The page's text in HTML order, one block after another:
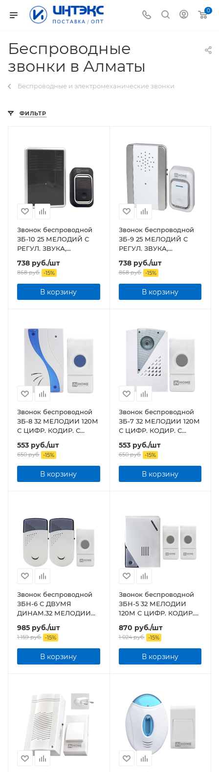
0
Беспроводные
звонки в Алматы
Беспроводные и электромеханические звонки
ФИЛЬТР
Звонок беспроводной
ЗБ-10 25 МЕЛОДИЙ С
РЕГУЛ. ЗВУКА,
ПОДСВЕТКОЙ, 150М
ЦИФР. КОДИР. С
КНОПКОЙ IP44 ЧЕРН
738 руб./шт
868руб. -15%
В корзину
Звонок беспроводной
ЗБ-9 25 МЕЛОДИЙ С
РЕГУЛ. ЗВУКА,
ПОДСВЕТКОЙ, 150М
ЦИФР. КОДИР. С
КНОПКОЙ IP44 СЕРЕБР
738руб./шт
868руб. -15%
В корзину
Звонок беспроводной
ЗБ-8 32 МЕЛОДИИ 120М
С ЦИФР. КОДИР. С
КНОПКОЙ IP44 БЕЛО-
ГОЛУБОЙ
553 руб./шт
650руб. -15%
В корзину
Звонок беспроводной
ЗБ-7 32 МЕЛОДИИ 120М
С ЦИФР. КОДИР. С
КНОПКОЙ IP44 БЕЛО-
СЕРЫЙ
553руб./шт
650руб. -15%
В корзину
Звонок беспроводной
ЗБН-6 С ДВУМЯ
ДИНАМ.32 МЕЛОДИИ
120М С ЦИФР. КОДИР. С
КНОПКОЙ IP44 БЕЛО-
СЕРЫЙ
985 руб./шт
1 159руб. -15%
В корзину
Звонок беспроводной
ЗБН-5 32 МЕЛОДИИ
120М С ЦИФР. КОДИР.С
ДВУМЯ КНОПКАМИ
IP44 БЕЛО-СЕРЫЙ
870 руб./шт
1 024руб. -15%
В корзину